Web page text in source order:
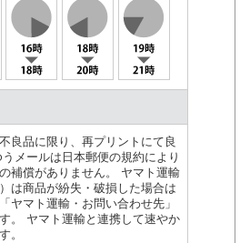
良品に限り、再プリントにて良
メールは日本郵便の規約により
補償がありません。 ヤマト運輸
は商品が紛失・破損した場合は
ヤマト運輸・お問い合わせ先」
。 ヤマト運輸と連携して速やか
。